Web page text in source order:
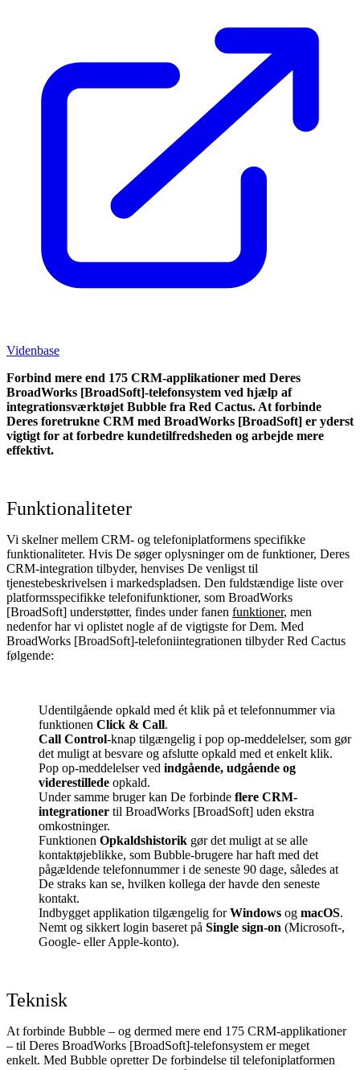
Videnbase
Forbind mere end 175 CRM-applikationer med Deres
BroadWorks [BroadSoft]-telefonsystem ved hjælp af
integrationsværktøjet Bubble fra Red Cactus. At forbinde
Deres foretrukne CRM med BroadWorks [BroadSoft] er yderst
vigtigt for at forbedre kundetilfredsheden og arbejde mere
effektivt.
Funktionaliteter
Vi skelner mellem CRM- og telefoniplatformens specifikke
funktionaliteter. Hvis De søger oplysninger om de funktioner, Deres
CRM-integration tilbyder, henvises De venligst til
tjenestebeskrivelsen i markedspladsen. Den fuldstændige liste over
platformsspecifikke telefonifunktioner, som BroadWorks
[BroadSoft] understøtter, findes under fanen funktioner, men
nedenfor har vi oplistet nogle af de vigtigste for Dem. Med
BroadWorks [BroadSoft]-telefoniintegrationen tilbyder Red Cactus
følgende:
Udentilgående opkald med ét klik på et telefonnummer via
funktionen Click & Call.
Call Control-knap tilgængelig i pop op-meddelelser, som gør
det muligt at besvare og afslutte opkald med et enkelt klik.
Pop op-meddelelser ved indgående, udgående og
viderestillede opkald.
Under samme bruger kan De forbinde flere CRM-
integrationer til BroadWorks [BroadSoft] uden ekstra
omkostninger.
Funktionen Opkaldshistorik gør det muligt at se alle
kontaktøjeblikke, som Bubble-brugere har haft med det
pågældende telefonnummer i de seneste 90 dage, således at
De straks kan se, hvilken kollega der havde den seneste
kontakt.
Indbygget applikation tilgængelig forWindows og macOS.
Nemt og sikkert login baseret på Single sign-on (Microsoft-,
Google- eller Apple-konto).
Teknisk
At forbinde Bubble – og dermed mere end 175 CRM-applikationer
– til Deres BroadWorks [BroadSoft]-telefonsystem er meget
enkelt. Med Bubble opretter De forbindelse til telefoniplatformen